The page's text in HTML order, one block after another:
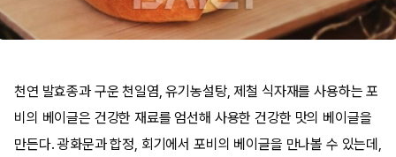
천연 발효종과 구운 천일염, 유기농설탕, 제철 식자재를 사용하는 포
비의 베이글은 건강한 재료를 엄선해 사용한 건강한 맛의 베이글을
만든다. 광화문과 합정, 회기에서 포비의 베이글을 만나볼 수 있는데,